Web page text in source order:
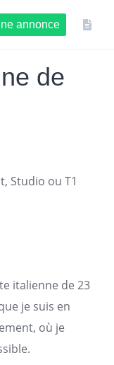
annonce
de
Studio ou T1
italienne de 23
je suis en
, où je